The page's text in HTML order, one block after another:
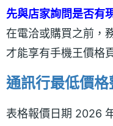
先與店家詢問是否有
在電洽或購買之前，
才能享有手機王價格
通訊行最低價格
表格報價日期 2026